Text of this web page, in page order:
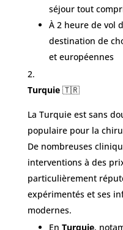
Avant
/
Après
Devis
Gratuit
séjour tout
À 2 heure de vol
destination de
et européennes
Turquie🇹🇷
La Turquie est sans
populaire pour la
De nombreuses
interventions à des
particulièrement
expérimentés et ses
modernes.
En Turquie,